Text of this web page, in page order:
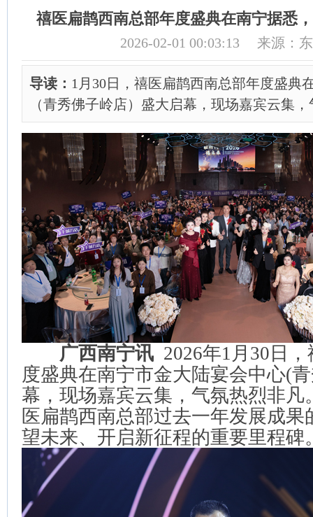
禧医扁鹊西南总部年度盛典在南宁据悉
2026-02-01 00:03:13 来源：
导读： 1月30日，禧医扁鹊西南总部年度盛典
（青秀佛子岭店）盛大启幕，现场嘉宾云集
广西南宁讯 2026年1月30日
度盛典在南宁市金大陆宴会中心(
幕，现场嘉宾云集，气氛热烈非凡
医扁鹊西南总部过去一年发展成
望未来、开启新征程的重要里程碑